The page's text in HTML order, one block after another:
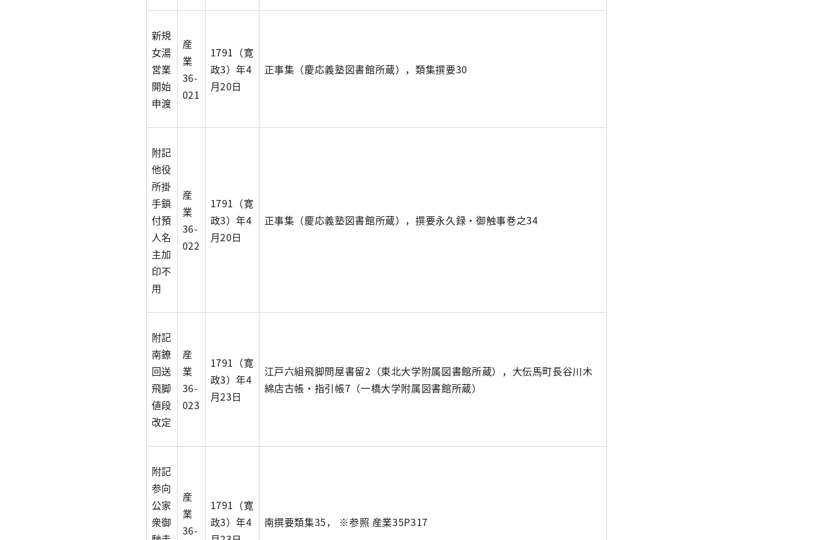
新規
女湯
営業
開始
申渡
産
業
36-
021
1791（寛
政3）年4
月20日
正事集（慶応義塾図書館所蔵），類集撰要30
附記
他役
所掛
手鎖
付預
人名
主加
印不
用
産
業
36-
022
1791（寛
政3）年4
月20日
正事集（慶応義塾図書館所蔵），撰要永久録・御触事巻之34
附記
南鐐
回送
飛脚
値段
改定
産
業
36-
023
1791（寛
政3）年4
月23日
江戸六組飛脚問屋書留2（東北大学附属図書館所蔵），大伝馬町長谷川木
綿店古帳・指引帳7（一橋大学附属図書館所蔵）
附記
参向
公家
衆御
産
業
36-
1791（寛
政3）年4
南撰要類集35， ※参照 産業35P317